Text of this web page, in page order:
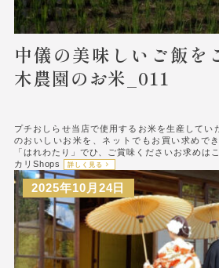
中儀の美味しいご飯を
木農園のお米_011
プチおしらせ当店で使用するお米を生産してい
のおいしいお米を、ネットでもお買い求めで
「はれわたり」でひ、ご賞味くださいお求めは
カリShops
詳しく見る
2025年10月24日